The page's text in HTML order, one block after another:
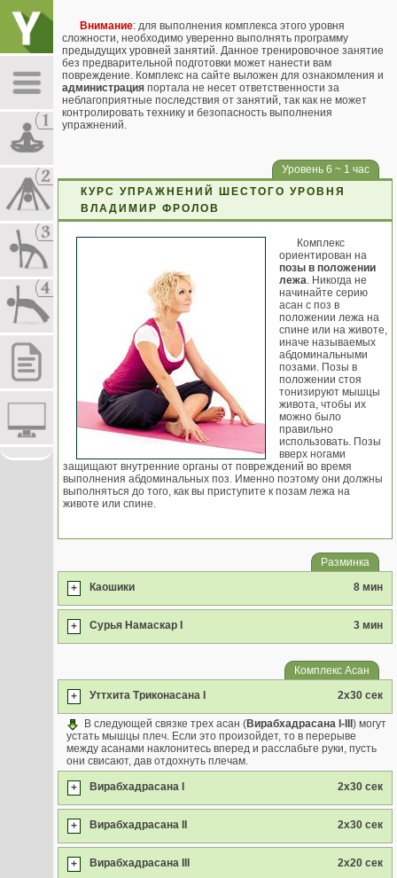
Внимание: для выполнения комплекса этого уровня
сложности, необходимо уверенно выполнять программу
предыдущих уровней занятий. Данное тренировочное занятие
без предварительной подготовки может нанести вам
повреждение. Комплекс на сайте выложен для ознакомления и
администрация портала не несет ответственности за
неблагоприятные последствия от занятий, так как не может
контролировать технику и безопасность выполнения
упражнений.
Уровень 6 ~ 1 час
КУРС УПРАЖНЕНИЙ ШЕСТОГО УРОВНЯ
ВЛАДИМИР ФРОЛОВ
Комплекс
ориентирован на
позы в положении
лежа. Никогда не
начинайте серию
асан с поз в
положении лежа на
спине или на животе,
иначе называемых
абдоминальными
позами. Позы в
положении стоя
тонизируют мышцы
живота, чтобы их
можно было
правильно
использовать. Позы
вверх ногами
защищают внутренние органы от повреждений во время
выполнения абдоминальных поз. Именно поэтому они должны
выполняться до того, как вы приступите к позам лежа на
животе или спине.
Разминка
+ Каошики 8 мин
+ Сурья Намаскар I 3 мин
Комплекс Асан
+ Уттхита Триконасана I 2x30 сек
В следующей связке трех асан (Вирабхадрасана I-III ) могут
устать мышцы плеч. Если это произойдет, то в перерыве
между асанами наклонитесь вперед и расслабьте руки, пусть
они свисают, дав отдохнуть плечам.
+ Вирабхадрасана I 2x30 сек
+ Вирабхадрасана II 2x30 сек
+ Вирабхадрасана III 2x20 сек